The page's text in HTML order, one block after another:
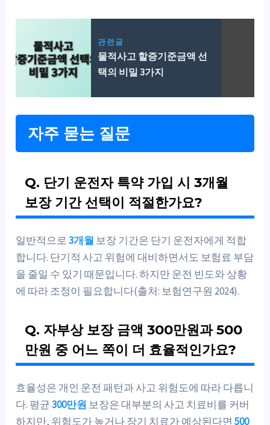
관련글
물적사고 할증기준금액 선
택의 비밀 3가지
자주 묻는 질문
Q. 단기 운전자 특약 가입 시 3개월
보장 기간 선택이 적절한가요?
일반적으로3개월 보장 기간은 단기 운전자에게 적합
합니다. 단기적 사고 위험에 대비하면서도 보험료 부담
을 줄일 수 있기 때문입니다. 하지만 운전 빈도와 상황
에 따라 조정이 필요합니다(출처: 보험연구원 2024).
Q. 자부상 보장 금액 300만원과 500
만원 중 어느 쪽이 더 효율적인가요?
효율성은 개인 운전 패턴과 사고 위험도에 따라 다릅니
다. 평균300만원 보장은 대부분의 사고 치료비를 커버
하지만, 위험도가 높거나 장기 치료가 예상된다면500